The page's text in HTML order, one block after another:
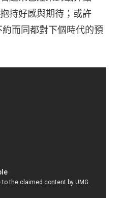
持好感與期待；或許
約而同都對下個時代的預